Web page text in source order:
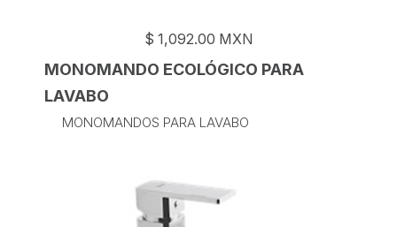
$ 1,092.00 MXN
MONOMANDO ECOLÓGICO PARA
LAVABO
MONOMANDOS PARA LAVABO